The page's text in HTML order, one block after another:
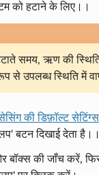
को हटाने के लिए।।
समय, ऋण की
से उपलब्ध स्थिति में
की डिफ़ॉल्ट सेटिंग्स
बटन दिखाई देता है।।
बॉक्स की जाँच करें,